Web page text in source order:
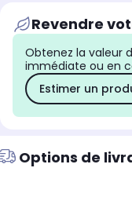
Revendre
Obtenez la valeur
immédiate ou en
Estimer un
Options de